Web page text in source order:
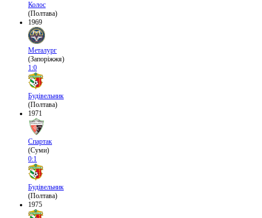
Колос
(Полтава)
1969
Металург
(Запоріжжя)
1:0
Будівельник
(Полтава)
1971
Спартак
(Суми)
0:1
Будівельник
(Полтава)
1975